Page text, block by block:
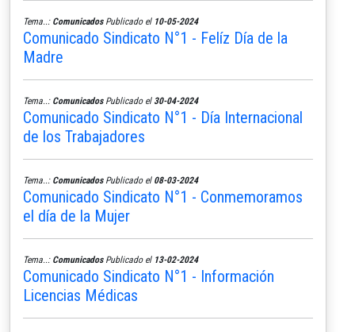
Tema..: ComunicadosPublicado el 10-05-2024
Comunicado Sindicato N°1 - Felíz Día de la
Madre
Tema..: ComunicadosPublicado el 30-04-2024
Comunicado Sindicato N°1 - Día Internacional
de los Trabajadores
Tema..: ComunicadosPublicado el 08-03-2024
Comunicado Sindicato N°1 - Conmemoramos
el día de la Mujer
Tema..: ComunicadosPublicado el 13-02-2024
Comunicado Sindicato N°1 - Información
Licencias Médicas